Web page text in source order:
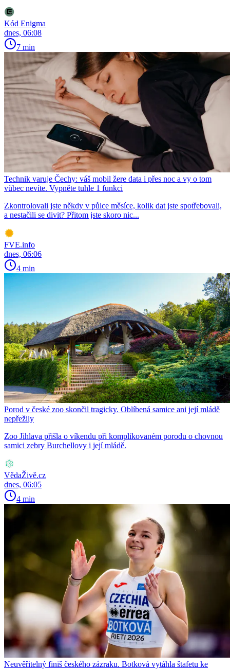
Kód Enigma
dnes, 06:08
7 min
Technik varuje Čechy: váš mobil žere data i přes noc a vy o tom
vůbec nevíte. Vypněte tuhle 1 funkci
Zkontrolovali jste někdy v půlce měsíce, kolik dat jste spotřebovali,
a nestačili se divit? Přitom jste skoro nic...
FVE.info
dnes, 06:06
4 min
Porod v české zoo skončil tragicky. Oblíbená samice ani její mládě
nepřežily
Zoo Jihlava přišla o víkendu při komplikovaném porodu o chovnou
samici zebry Burchellovy i její mládě.
VědaŽivě.cz
dnes, 06:05
4 min
Neuvěřitelný finiš českého zázraku. Botková vytáhla štafetu ke